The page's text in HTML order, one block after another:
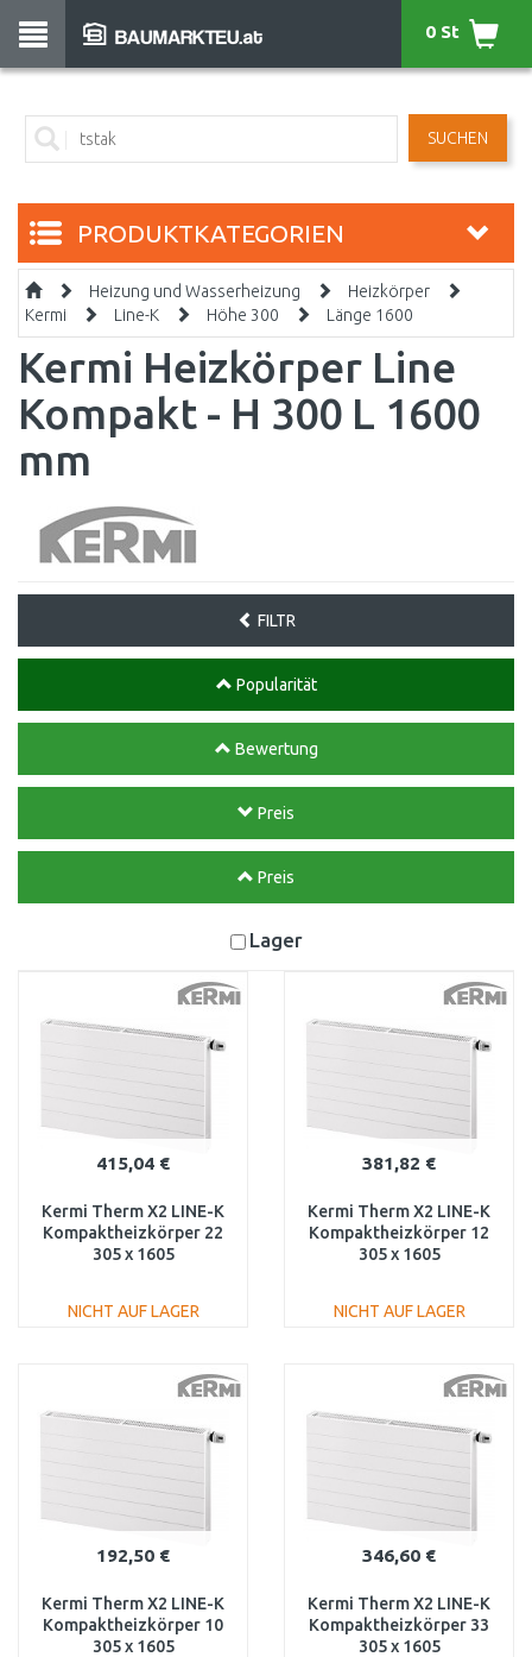
SUCHEN
0 St
PRODUKTKATEGORIEN
Heizung und Wasserheizung
Heizkörper
Kermi
Line-K Höhe 300 Länge 1600
Kermi Heizkörper Line
Kompakt - H 300 L 1600
mm
FILTR
Popularität
Bewertung
Preis
Preis
Lager
415,04 €
Kermi Therm X2 LINE-K
Kompaktheizkörper 22
305 x 1605
NICHT AUF LAGER
381,82 €
Kermi Therm X2 LINE-K
Kompaktheizkörper 12
305 x 1605
NICHT AUF LAGER
192,50 €
Kermi Therm X2 LINE-K
Kompaktheizkörper 10
305 x 1605
346,60 €
Kermi Therm X2 LINE-K
Kompaktheizkörper 33
305 x 1605